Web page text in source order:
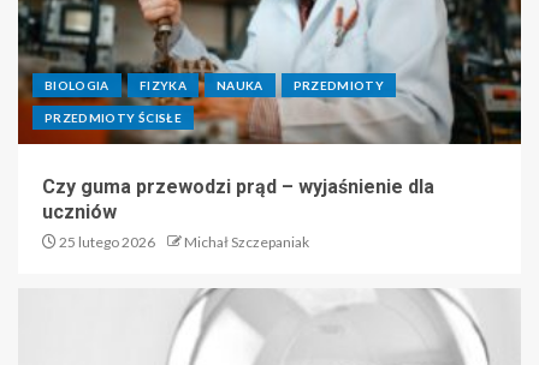
BIOLOGIA FIZYKA NAUKA PRZEDMIOTY
PRZEDMIOTY ŚCISŁE
Czy guma przewodzi prąd – wyjaśnienie dla
uczniów
25 lutego 2026 Michał Szczepaniak